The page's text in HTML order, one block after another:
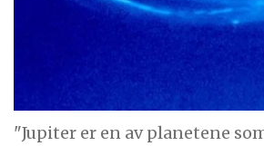
"Jupiter er en av planetene